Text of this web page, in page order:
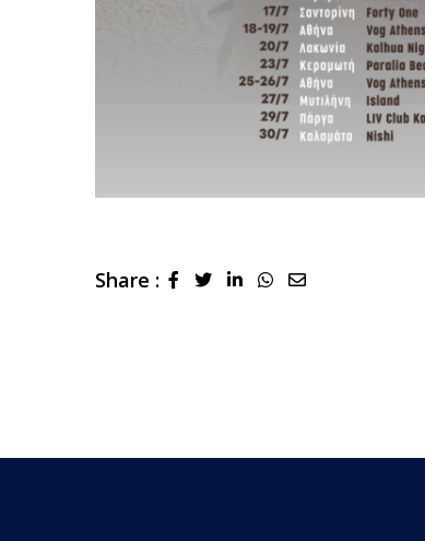
Share : LinkedInWhatsapp
Share